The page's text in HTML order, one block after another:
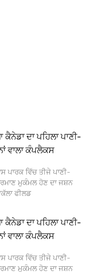
ਦਾ ਪਹਿਲਾ ਪਾਣੀ-
ਵਾਲਾ ਕੰਪਲੈਕਸ
ਪਾਰਕ ਵਿੱਚ ਤੀਜੇ ਪਾਣੀ-
ਮੁਕੰਮਲ ਹੋਣ ਦਾ ਜਸ਼ਨ
ਫੀਲਡ
ਦਾ ਪਹਿਲਾ ਪਾਣੀ-
ਵਾਲਾ ਕੰਪਲੈਕਸ
ਪਾਰਕ ਵਿੱਚ ਤੀਜੇ ਪਾਣੀ-
ਮੁਕੰਮਲ ਹੋਣ ਦਾ ਜਸ਼ਨ